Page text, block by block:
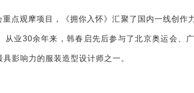
点观摩项目，《拥你入怀》汇聚了国内一线创作
从业30余年来，韩春启先后参与了北京奥运会、
影响力的服装造型设计师之一。